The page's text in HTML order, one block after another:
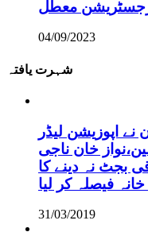
رجسٹریشن معطل
04/09/2023
شہرت یافتہ
اپوزیشن لیڈر
خان ناجی
بجٹ نہ دینے کا
خانہ فیصلہ کر لیا
31/03/2019